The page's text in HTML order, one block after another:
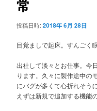
ョ
ン
常
投稿日時:2018年 6月 28日
目覚ましで起床。すんごく眠
出社して淡々とお仕事。今
ります。久々に製作途中の
にバグが多くて心折れそう
えずは新規で追加する機能